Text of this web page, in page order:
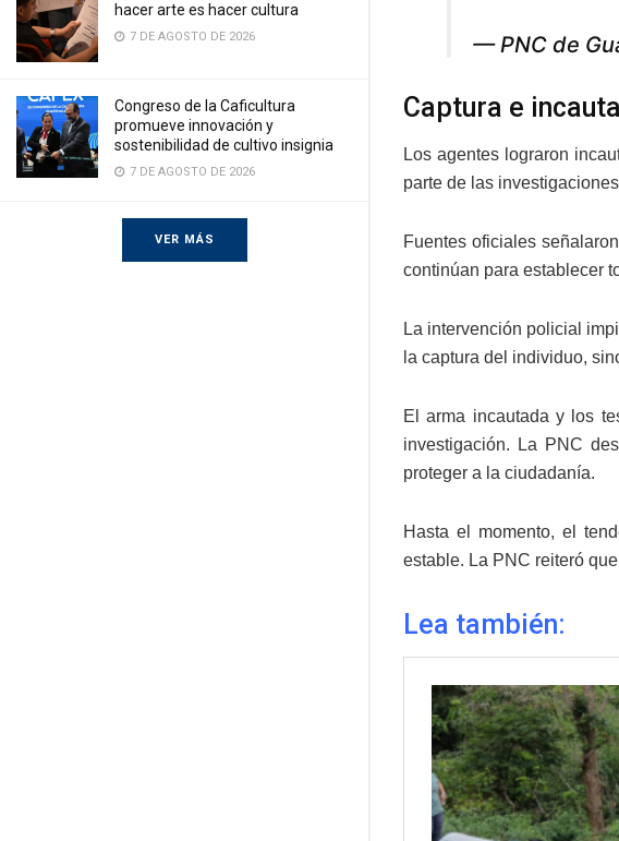
hacer arte es hacer cultura
7 DE AGOSTO DE 2026
Congreso de la Caficultura
promueve innovación y
sostenibilidad de cultivo insignia
7 DE AGOSTO DE 2026
VER MÁS
— PNC de
Captura e
Los agentes lograron
parte de las
Fuentes oficiales
continúan para establecer
La intervención policial
la captura del individuo,
El arma incautada y los
investigación. La PNC
proteger a la ciudadanía.
Hasta el momento, el
estable. La PNC reiteró
Lea también: